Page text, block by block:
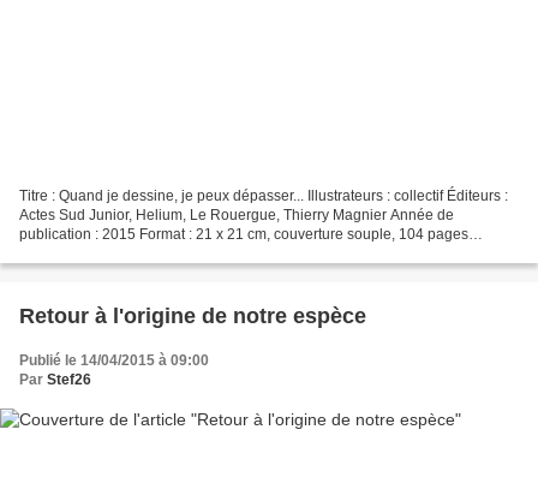
Titre : Quand je dessine, je peux dépasser... Illustrateurs : collectif Éditeurs :
Actes Sud Junior, Helium, Le Rouergue, Thierry Magnier Année de
publication : 2015 Format : 21 x 21 cm, couverture souple, 104 pages
Retour à l'origine de notre espèce
Publié le 14/04/2015 à 09:00
Par Stef26